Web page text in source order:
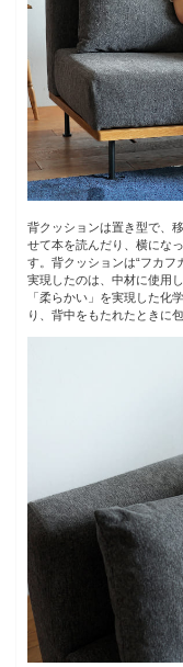
背クッションは置き型で、
せて本を読んだり、横にな
す。背クッションは“フカフ
実現したのは、中材に使用
「柔らかい」を実現した化
り、背中をもたれたときに